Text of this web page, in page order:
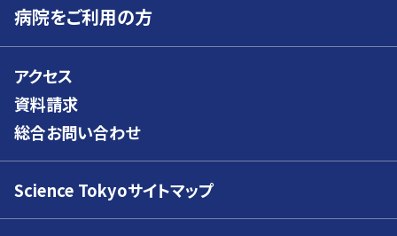
病院をご利用の方
アクセス
資料請求
総合お問い合わせ
Science Tokyoサイトマップ